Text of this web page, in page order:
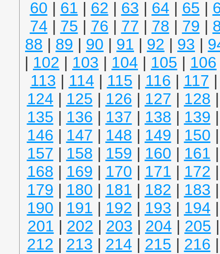
60 | 61 | 62 | 63 | 64 | 65 |
74 | 75 | 76 | 77 | 78 | 79 |
88 | 89 | 90 | 91 | 92 | 93 |
| 102 | 103 | 104 | 105 | 106
113 | 114 | 115 | 116 | 117
124 | 125 | 126 | 127 | 128
135 | 136 | 137 | 138 | 139
146 | 147 | 148 | 149 | 150
157 | 158 | 159 | 160 | 161
168 | 169 | 170 | 171 | 172
179 | 180 | 181 | 182 | 183
190 | 191 | 192 | 193 | 194
201 | 202 | 203 | 204 | 205
212 | 213 | 214 | 215 | 216